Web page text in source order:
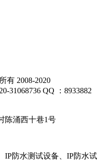
有 2008-2020
31068736 QQ ：8933882
陈涌西十巷1号
IP防水测试设备、IP防水试